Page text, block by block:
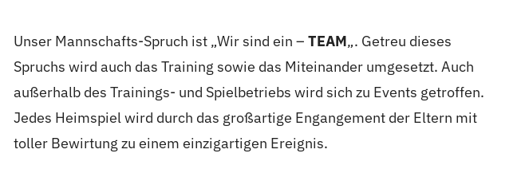
Unser Mannschafts-Spruch ist „Wir sind ein – TEAM„. Getreu dieses
Spruchs wird auch das Training sowie das Miteinander umgesetzt. Auch
außerhalb des Trainings- und Spielbetriebs wird sich zu Events getroffen.
Jedes Heimspiel wird durch das großartige Engangement der Eltern mit
toller Bewirtung zu einem einzigartigen Ereignis.